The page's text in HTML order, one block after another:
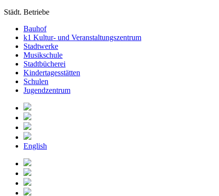
Städt. Betriebe
Bauhof
k1 Kultur- und Veranstaltungszentrum
Stadtwerke
Musikschule
Stadtbücherei
Kindertagesstätten
Schulen
Jugendzentrum
English